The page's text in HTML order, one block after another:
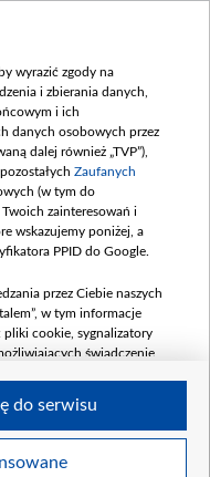
wyrazić zgody na
i zbierania danych,
i ich
danych osobowych przez
dalej również „TVP”),
Zaufanych
(w tym do
zainteresowań i
wskazujemy poniżej, a
PPID do Google.
przez Ciebie naszych
w tym informacje
cookie, sygnalizatory
świadczenie
przez Ciebie
do serwisu